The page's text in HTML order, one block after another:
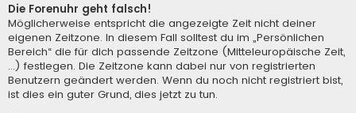
Die Forenuhr geht falsch!
Möglicherweise entspricht die angezeigte Zeit nicht deiner
eigenen Zeitzone. In diesem Fall solltest du im „Persönlichen
Bereich“ die für dich passende Zeitzone (Mitteleuropäische Zeit,
...) festlegen. Die Zeitzone kann dabei nur von registrierten
Benutzern geändert werden. Wenn du noch nicht registriert bist,
ist dies ein guter Grund, dies jetzt zu tun.